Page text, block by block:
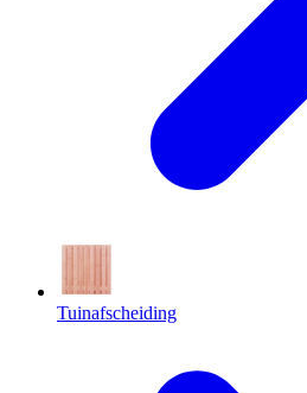
Tuinafscheiding